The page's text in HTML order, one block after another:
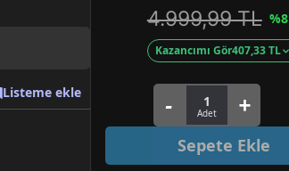
Listeme ekle
4.999,99 TL %8
Kazancımı Gör407,33 TL
Sepete Ekle